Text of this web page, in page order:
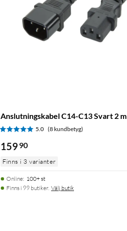
Anslutningskabel C14-C13 Svart 2 m
5.0 (8 kundbetyg)
159 90
Finns i 3 varianter
Online: 100+ st
Finns i 99 butiker. Välj butik